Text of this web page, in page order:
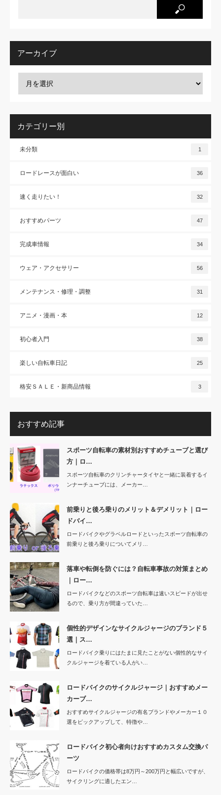
アーカイブ
カテゴリー別
未分類 1
ロードレースが面白い 36
速く走りたい！ 32
おすすめパーツ 47
完成車情報 34
ウェア・アクセサリー 56
メンテナンス・修理・調整 31
アニメ・漫画・本 12
初心者入門 38
楽しい自転車日記 25
格安ＳＡＬＥ・新商品情報 3
おすすめ記事
スポーツ自転車の素材別おすすめチューブと選び
方｜ロ…
スポーツ自転車のクリンチャータイヤと一緒に装着するイ
ンナーチューブには、メーカー…
前乗りと後ろ乗りのメリット＆デメリット｜ロー
ドバイ…
ロードバイクやグラベルロードといったスポーツ自転車の
前乗りと後ろ乗りについてメリ…
落車や転倒を防ぐには？自転車事故の対策まとめ
｜ロー…
ロードバイクなどのスポーツ自転車は速いスピードが出せ
るので、乗り方が間違っていた…
個性的デザインなサイクルジャージのブランド５
選｜ス…
ロードバイク乗りにはたまに見たことがない個性的なサイ
クルジャージを着ている人がい…
ロードバイクのサイクルジャージ｜おすすめメー
カーブ…
おすすめサイクルジャージの有名ブランドやメーカー１０
選をピックアップして、特徴や…
ロードバイク初心者向けおすすめカスタム交換パ
ーツ
ロードバイクの価格帯は8万円～200万円と幅広いですが、
サイクリングに適したエン…